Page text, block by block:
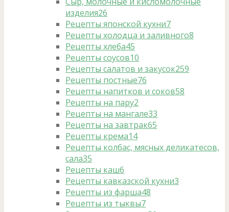
изделия26
Рецепты японской кухни7
Рецепты холодца и заливного8
Рецепты хлеба45
Рецепты соусов10
Рецепты салатов и закусок259
Рецепты постные76
Рецепты напитков и соков58
Рецепты на пару2
Рецепты на мангале33
Рецепты на завтрак65
Рецепты крема14
Рецепты колбас, мясных деликатесов,
сала35
Рецепты каш6
Рецепты кавказской кухни3
Рецепты из фарша48
Рецепты из тыквы7